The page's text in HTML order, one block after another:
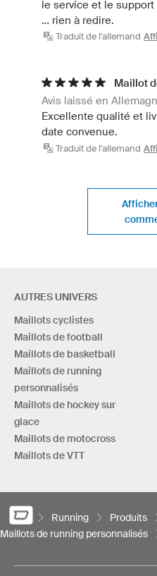
le service et le
... rien à redire.
Traduit de l'allemand
Maillot
Avis laissé en
Excellente qualité et
date convenue.
Traduit de l'allemand
AUTRES UNIVERS
Maillots cyclistes
Maillots de football
Maillots de basketball
Maillots de running
personnalisés
Maillots de hockey sur
glace
Maillots de motocross
Maillots de VTT
Running
Produits
Maillots de running personnalisés